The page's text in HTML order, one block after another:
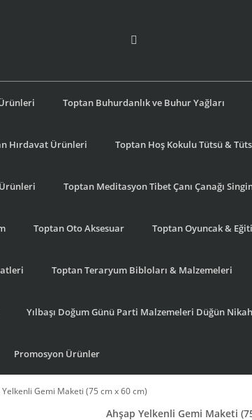
Toptan Buhurdanlık ve Buhur Yağları
Hırdavat Ürünleri Toptan Hoş Kokulu Tütsü &
Toptan Meditasyon Tibet Çanı Çanağı
Toptan Oto Aksesuar Toptan Oyuncak &
Toptan Teraryum Bibloları & Malzemeleri
Yılbaşı Doğum Günü Parti Malzemeleri Düğün
Promosyon Ürünler
Gemi Maketi (75 cm x 60 cm)
Ahşap Yelkenli Gemi Maketi